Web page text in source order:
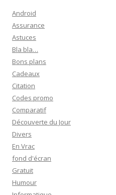
r
c
h
e
r
:
Android
Assurance
Astuces
Bla bla…
Bons plans
Cadeaux
Citation
Codes promo
Comparatif
Découverte du Jour
Divers
En Vrac
fond d'écran
Gratuit
Humour